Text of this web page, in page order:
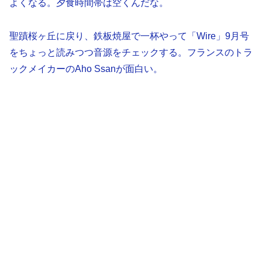
よくなる。夕食時間帯は空くんだな。
聖蹟桜ヶ丘に戻り、鉄板焼屋で一杯やって「Wire」9月号
をちょっと読みつつ音源をチェックする。フランスのトラ
ックメイカーのAho Ssanが面白い。